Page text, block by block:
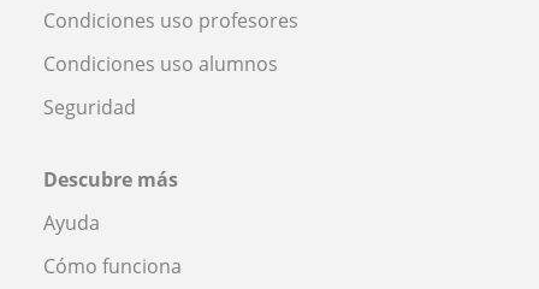
Condiciones uso profesores
Condiciones uso alumnos
Seguridad
Descubre más
Ayuda
Cómo funciona